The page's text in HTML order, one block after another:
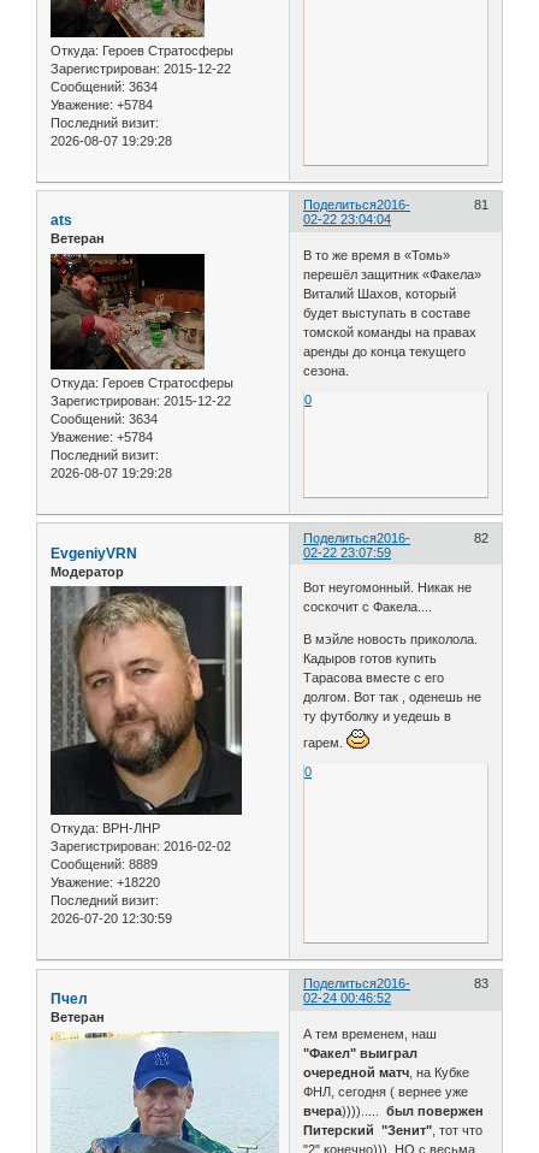
Откуда: Героев Стратосферы
Зарегистрирован: 2015-12-22
Сообщений: 3634
Уважение: +5784
Последний визит:
2026-08-07 19:29:28
Поделиться 81
2016-
02-22 23:04:04
ats
Ветеран
Откуда: Героев Стратосферы
Зарегистрирован: 2015-12-22
Сообщений: 3634
Уважение: +5784
Последний визит:
2026-08-07 19:29:28
В то же время в «Томь»
перешёл защитник «Факела»
Виталий Шахов, который
будет выступать в составе
томской команды на правах
аренды до конца текущего
сезона.
0
Поделиться 82
2016-
02-22 23:07:59
EvgeniyVRN
Модератор
Откуда: ВРН-ЛНР
Зарегистрирован: 2016-02-02
Сообщений: 8889
Уважение: +18220
Последний визит:
2026-07-20 12:30:59
Вот неугомонный. Никак не
соскочит с Факела....
В мэйле новость приколола.
Кадыров готов купить
Тарасова вместе с его
долгом. Вот так , оденешь не
ту футболку и уедешь в
гарем.
0
Поделиться 83
2016-
02-24 00:46:52
Пчел
Ветеран
А тем временем, наш
"Факел" выиграл
очередной матч , на Кубке
ФНЛ, сегодня ( вернее уже
вчера)))).....был повержен
Питерский "Зенит" , тот что
"2" конечно))), НО с весьма